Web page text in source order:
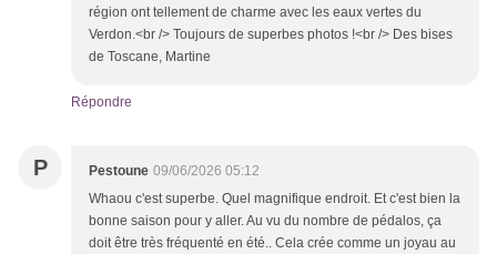
région ont tellement de charme avec les eaux vertes du
Verdon.<br /> Toujours de superbes photos !<br /> Des bises
de Toscane, Martine
Répondre
P Pestoune 09/06/2026 05:12
Whaou c'est superbe. Quel magnifique endroit. Et c'est bien la
bonne saison pour y aller. Au vu du nombre de pédalos, ça
doit être très fréquenté en été.. Cela crée comme un joyau au